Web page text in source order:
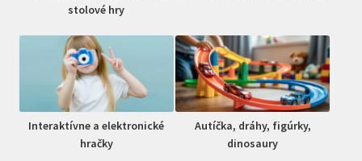
stolové hry
Interaktívne a elektronické
hračky
Autíčka, dráhy, figúrky,
dinosaury